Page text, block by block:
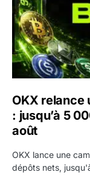
OKX relance
: jusqu’à 5
août
OKX lance une
dépôts nets,